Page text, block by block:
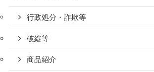
行政処分・詐欺等
破綻等
商品紹介